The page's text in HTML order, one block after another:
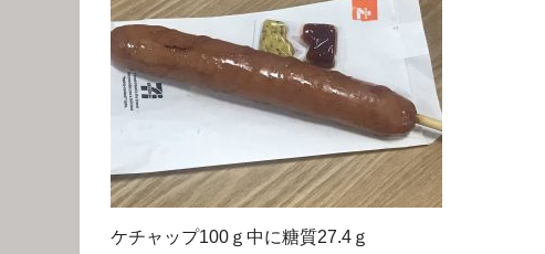
ケチャップ100ｇ中に糖質27.4ｇ